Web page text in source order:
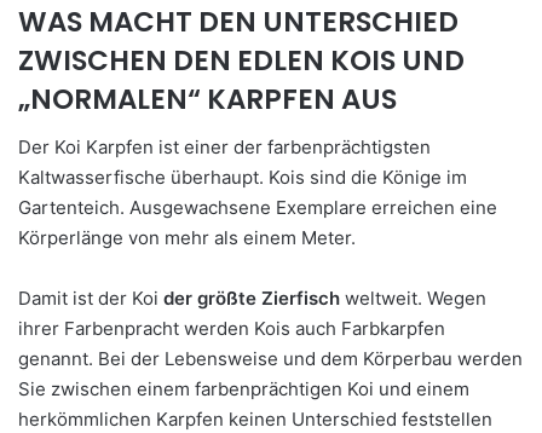
WAS MACHT DEN UNTERSCHIED
ZWISCHEN DEN EDLEN KOIS UND
„NORMALEN“ KARPFEN AUS
Der Koi Karpfen ist einer der farbenprächtigsten
Kaltwasserfische überhaupt. Kois sind die Könige im
Gartenteich. Ausgewachsene Exemplare erreichen eine
Körperlänge von mehr als einem Meter.
Damit ist der Koi der größte Zierfisch weltweit. Wegen
ihrer Farbenpracht werden Kois auch Farbkarpfen
genannt. Bei der Lebensweise und dem Körperbau werden
Sie zwischen einem farbenprächtigen Koi und einem
herkömmlichen Karpfen keinen Unterschied feststellen